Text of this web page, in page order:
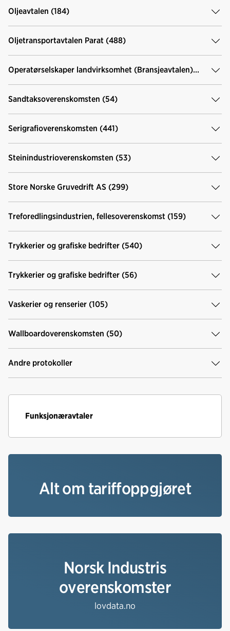
Oljeavtalen (184)
Oljetransportavtalen Parat (488)
Operatørselskaper landvirksomhet (Bransjeavtalen)
Sandtaksoverenskomsten (54)
Serigrafioverenskomsten (441)
Steinindustrioverenskomsten (53)
Store Norske Gruvedrift AS (299)
Treforedlingsindustrien, fellesoverenskomst (159)
Trykkerier og grafiske bedrifter (540)
Trykkerier og grafiske bedrifter (56)
Vaskerier og renserier (105)
Wallboardoverenskomsten (50)
Andre protokoller
Funksjonæravtaler
Alt om tariffoppgjøret
Norsk Industris
overenskomster
lovdata.no